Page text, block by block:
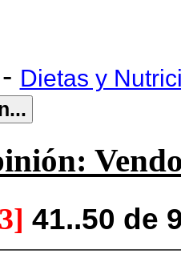
- Dietas y
41..50 de